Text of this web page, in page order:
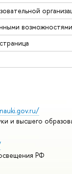
и высшего
РФ